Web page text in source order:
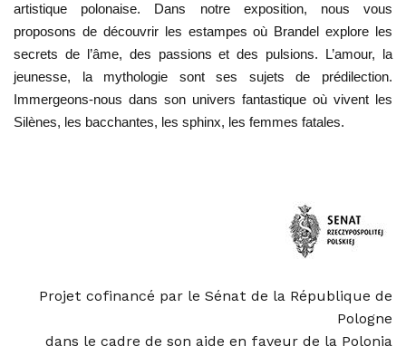
artistique polonaise. Dans notre exposition, nous vous
proposons de découvrir les estampes où Brandel explore les
secrets de l’âme, des passions et des pulsions. L’amour, la
jeunesse, la mythologie sont ses sujets de prédilection.
Immergeons-nous dans son univers fantastique où vivent les
Silènes, les bacchantes, les sphinx, les femmes fatales.
Projet cofinancé par le Sénat de la République de
Pologne
dans le cadre de son aide en faveur de la Polonia